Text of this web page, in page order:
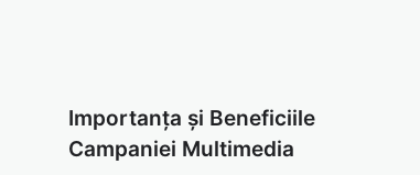
Importanța și Beneficiile
Campaniei Multimedia